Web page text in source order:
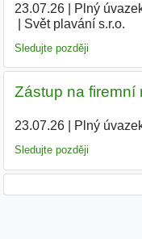
23.07.26| Plný
Svět plavání s.r.o.
Sledujte později
Zástup na firemní
23.07.26| Plný
Sledujte později